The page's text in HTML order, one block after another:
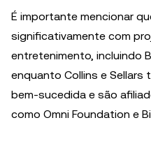
É importante mencionar
significativamente com
entretenimento, incluindo
enquanto Collins e Sellars
bem-sucedida e são
como Omni Foundation e